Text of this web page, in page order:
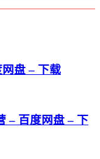
盘 – 下载
– 百度网盘 – 下